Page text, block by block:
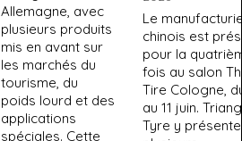
Allemagne, avec
plusieurs produits
mis en avant sur
les marchés du
tourisme, du
poids lourd et des
applications
spéciales. Cette
Le
chinois est
pour la
fois au salon
Tire Cologne,
au 11 juin.
Tyre y présente